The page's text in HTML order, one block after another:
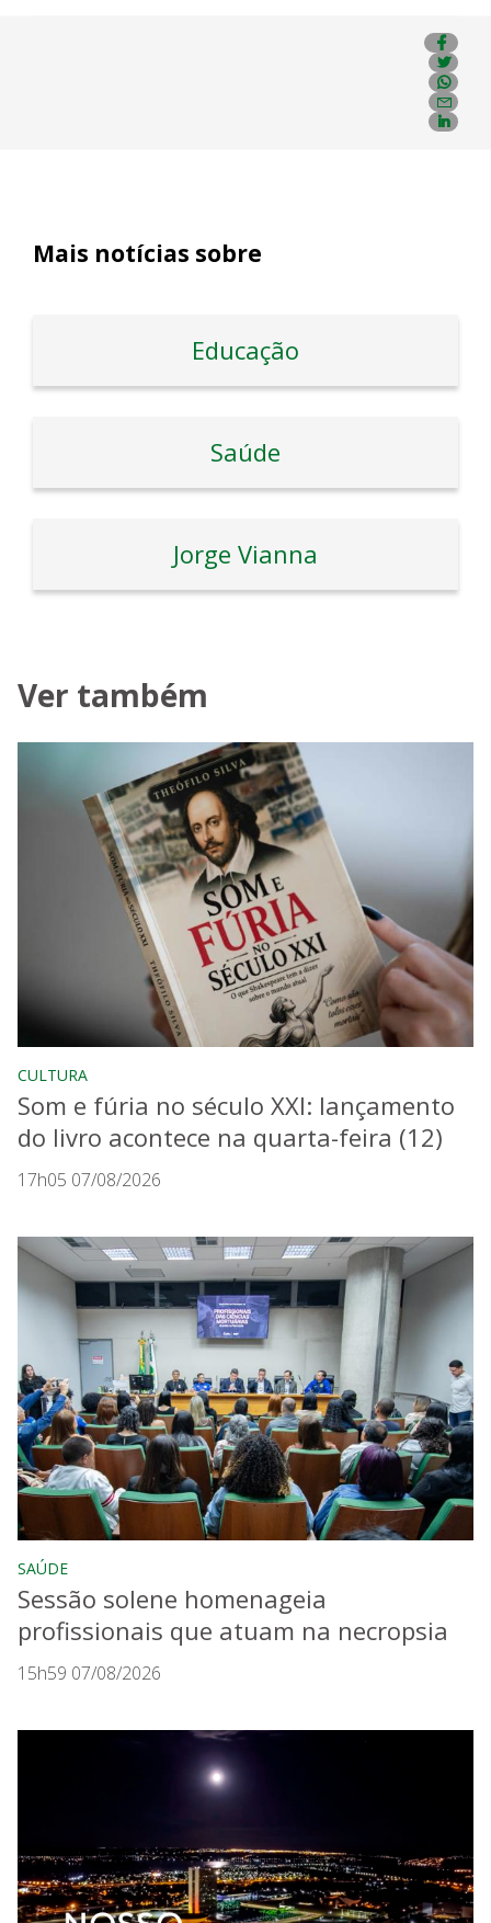
Mais notícias sobre
Educação
Saúde
Jorge Vianna
Ver também
CULTURA
Som e fúria no século XXI: lançamento
do livro acontece na quarta-feira (12)
17h05 07/08/2026
SAÚDE
Sessão solene homenageia
profissionais que atuam na necropsia
15h59 07/08/2026